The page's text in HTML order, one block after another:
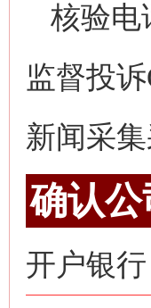
核验电
监督投诉
新闻采集
确认公
开户银